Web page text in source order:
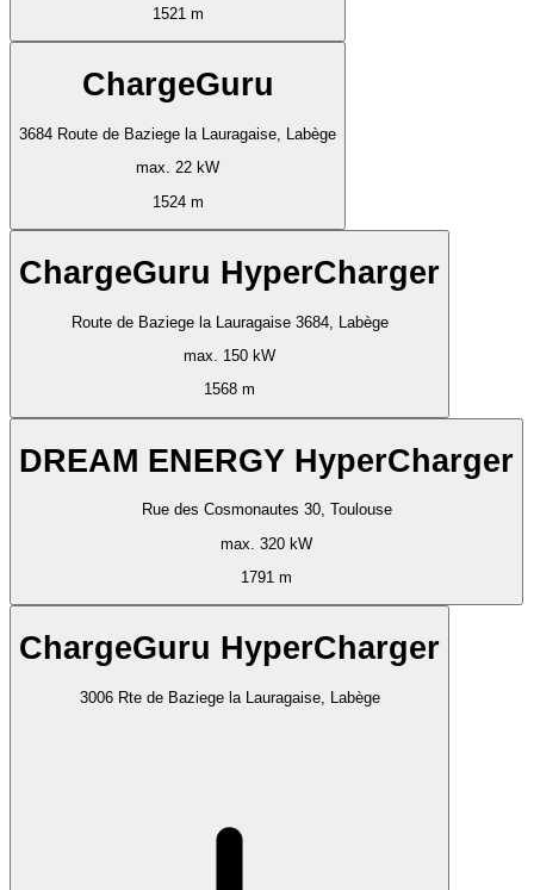
1521 m
ChargeGuru
3684 Route de Baziege la Lauragaise, Labège
max. 22 kW
1524 m
ChargeGuru HyperCharger
Route de Baziege la Lauragaise 3684, Labège
max. 150 kW
1568 m
DREAM ENERGY HyperCharger
Rue des Cosmonautes 30, Toulouse
max. 320 kW
1791 m
ChargeGuru HyperCharger
3006 Rte de Baziege la Lauragaise, Labège